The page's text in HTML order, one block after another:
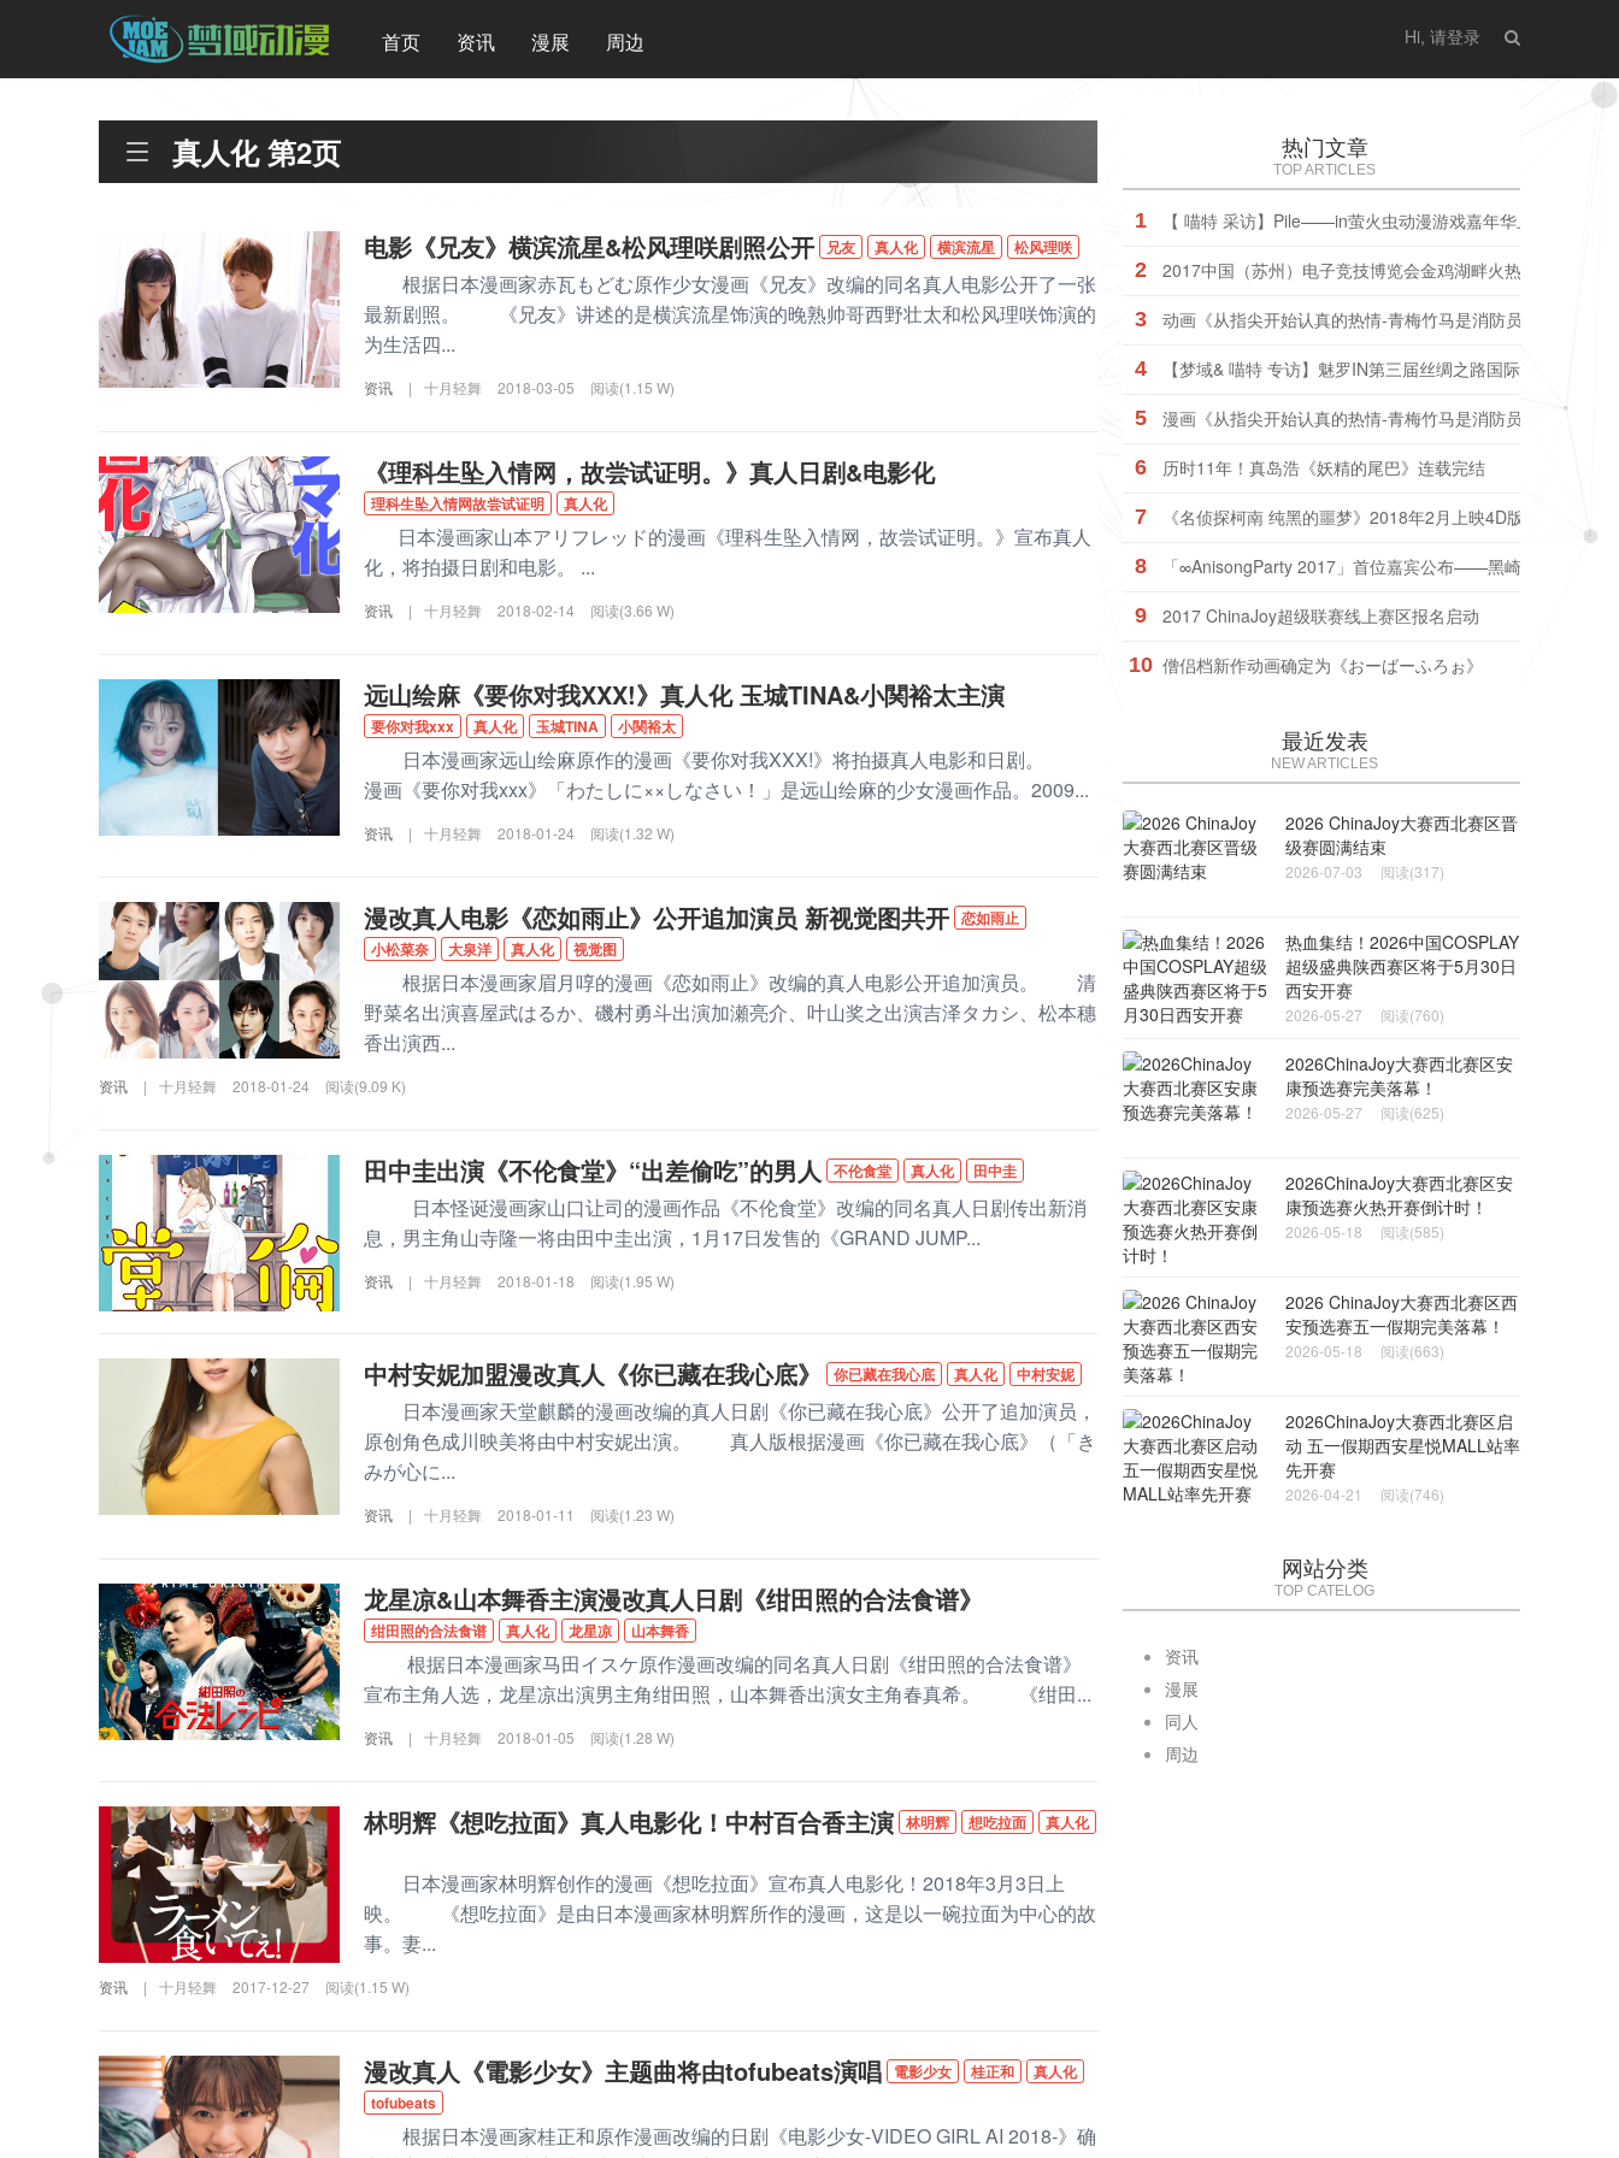
首页 资讯 漫展 周边 Hi, 请登录
真人化 第2页
电影《兄友》横滨流星&松风理咲剧照公开 兄友 真人化 横滨流星 松风理咲
根据日本漫画家赤瓦もどむ原作少女漫画《兄友》改编的同名真人电影公开了一张
最新剧照。 《兄友》讲述的是横滨流星饰演的晚熟帅哥西野壮太和松风理咲饰演的
为生活四...
资讯 | 十月轻舞 2018-03-05 阅读(1.15 W)
《理科生坠入情网，故尝试证明。》真人日剧&电影化
理科生坠入情网故尝试证明 真人化
日本漫画家山本アリフレッド的漫画《理科生坠入情网，故尝试证明。》宣布真人
化，将拍摄日剧和电影。 ...
资讯 | 十月轻舞 2018-02-14 阅读(3.66 W)
远山绘麻《要你对我XXX!》真人化 玉城TINA&小関裕太主演
要你对我xxx 真人化 玉城TINA 小関裕太
日本漫画家远山绘麻原作的漫画《要你对我XXX!》将拍摄真人电影和日剧。
漫画《要你对我xxx》「わたしに××しなさい！」是远山绘麻的少女漫画作品。2009...
资讯 | 十月轻舞 2018-01-24 阅读(1.32 W)
漫改真人电影《恋如雨止》公开追加演员 新视觉图共开 恋如雨止
小松菜奈
大泉洋 真人化 视觉图
根据日本漫画家眉月啍的漫画《恋如雨止》改编的真人电影公开追加演员。 清
野菜名出演喜屋武はるか、磯村勇斗出演加瀬亮介、叶山奖之出演吉泽タカシ、松本穗
香出演西...
资讯 | 十月轻舞 2018-01-24 阅读(9.09 K)
田中圭出演《不伦食堂》“出差偷吃”的男人 不伦食堂 真人化 田中圭
日本怪诞漫画家山口让司的漫画作品《不伦食堂》改编的同名真人日剧传出新消
息，男主角山寺隆一将由田中圭出演，1月17日发售的《GRAND JUMP...
资讯 | 十月轻舞 2018-01-18 阅读(1.95 W)
中村安妮加盟漫改真人《你已藏在我心底》 你已藏在我心底 真人化 中村安妮
日本漫画家天堂麒麟的漫画改编的真人日剧《你已藏在我心底》公开了追加演员，
原创角色成川映美将由中村安妮出演。 真人版根据漫画《你已藏在我心底》（「き
みが心に...
资讯 | 十月轻舞 2018-01-11 阅读(1.23 W)
龙星凉&山本舞香主演漫改真人日剧《绀田照的合法食谱》
绀田照的合法食谱 真人化 龙星凉 山本舞香
根据日本漫画家马田イスケ原作漫画改编的同名真人日剧《绀田照的合法食谱》
宣布主角人选，龙星凉出演男主角绀田照，山本舞香出演女主角春真希。 《绀田...
资讯 | 十月轻舞 2018-01-05 阅读(1.28 W)
林明辉《想吃拉面》真人电影化！中村百合香主演 林明辉 想吃拉面 真人化
日本漫画家林明辉创作的漫画《想吃拉面》宣布真人电影化！2018年3月3日上
映。 《想吃拉面》是由日本漫画家林明辉所作的漫画，这是以一碗拉面为中心的故
事。妻...
资讯 | 十月轻舞 2017-12-27 阅读(1.15 W)
漫改真人《電影少女》主题曲将由tofubeats演唱 電影少女 桂正和
真人化
tofubeats
根据日本漫画家桂正和原作漫画改编的日剧《电影少女-VIDEO GIRL AI 2018-》确
热门文章
TOP ARTICLES
1 【 喵特 采访】Pile——in萤火虫动漫游戏嘉年华上海站
2 2017中国（苏州）电子竞技博览会金鸡湖畔火热开幕
3 动画《从指尖开始认真的热情-青梅竹马是消防员-》普通版
4 【梦域& 喵特 专访】魅罗IN第三届丝绸之路国际艺术节暨动
5 漫画《从指尖开始认真的热情-青梅竹马是消防员-》动画版今
6 历时11年！真岛浩《妖精的尾巴》连载完结
7 《名侦探柯南 纯黑的噩梦》2018年2月上映4D版
8 「∞AnisongParty 2017」首位嘉宾公布——黑崎真音！
9 2017 ChinaJoy超级联赛线上赛区报名启动
10 僧侣档新作动画确定为《おーばーふろぉ》
最近发表
NEW ARTICLES
2026 ChinaJoy大赛西北赛区晋
级赛圆满结束
2026-07-03 阅读(317)
热血集结！2026中国COSPLAY
超级盛典陕西赛区将于5月30日
西安开赛
2026-05-27 阅读(760)
2026ChinaJoy大赛西北赛区安
康预选赛完美落幕！
2026-05-27 阅读(625)
2026ChinaJoy大赛西北赛区安
康预选赛火热开赛倒计时！
2026-05-18 阅读(585)
2026 ChinaJoy大赛西北赛区西
安预选赛五一假期完美落幕！
2026-05-18 阅读(663)
2026ChinaJoy大赛西北赛区启
动 五一假期西安星悦MALL站率
先开赛
2026-04-21 阅读(746)
网站分类
TOP CATELOG
资讯
漫展
同人
周边